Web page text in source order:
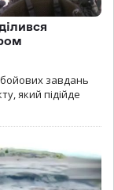
завдань
який підійде